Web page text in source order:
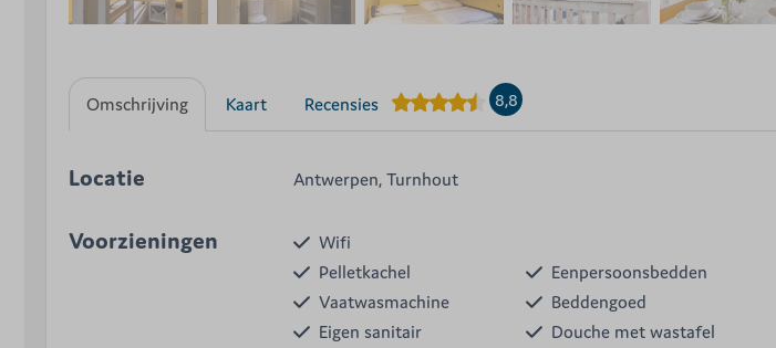
Omschrijving Kaart Recensies 8,8
Locatie Antwerpen, Turnhout
Voorzieningen
Wifi
Pelletkachel
Vaatwasmachine
Eigen sanitair
Eenpersoonsbedden
Beddengoed
Douche met wastafel